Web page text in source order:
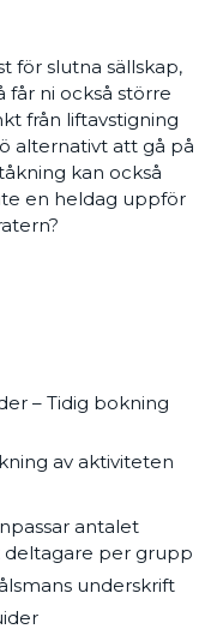
för slutna sällskap,
får ni också större
från liftavstigning
alternativt att gå på
kan också
en heldag uppför
– Tidig bokning
av aktiviteten
antalet
per grupp
underskrift